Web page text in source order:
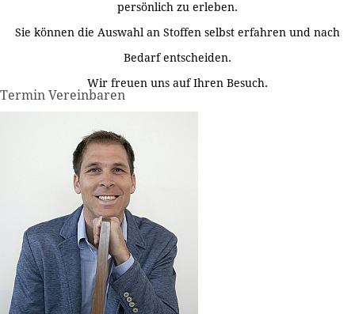
persönlich zu erleben.
Sie können die Auswahl an Stoffen selbst erfahren und nach
Bedarf entscheiden.
Wir freuen uns auf Ihren Besuch.
Termin Vereinbaren